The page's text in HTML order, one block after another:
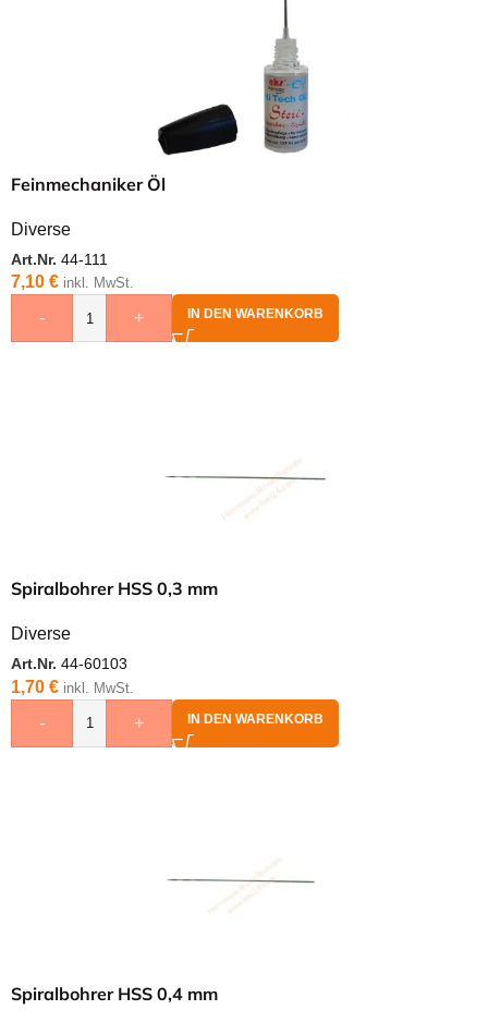
Feinmechaniker Öl
Diverse
Art.Nr. 44-111
7,10 € inkl. MwSt.
- + IN DEN WARENKORB
Spiralbohrer HSS 0,3 mm
Diverse
Art.Nr. 44-60103
1,70 € inkl. MwSt.
- + IN DEN WARENKORB
Spiralbohrer HSS 0,4 mm